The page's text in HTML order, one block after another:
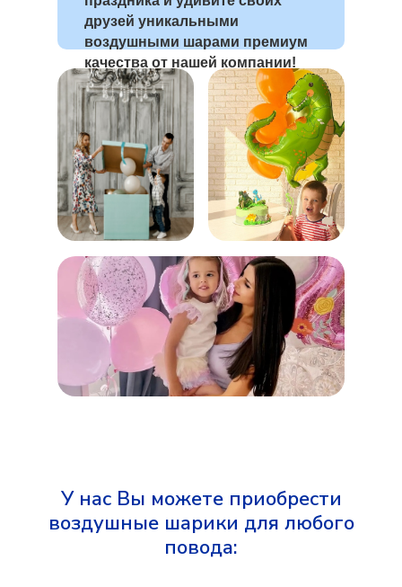
друзей уникальными
воздушными шарами премиум
качества от нашей компании!
У нас Вы можете приобрести
воздушные шарики для любого
повода: